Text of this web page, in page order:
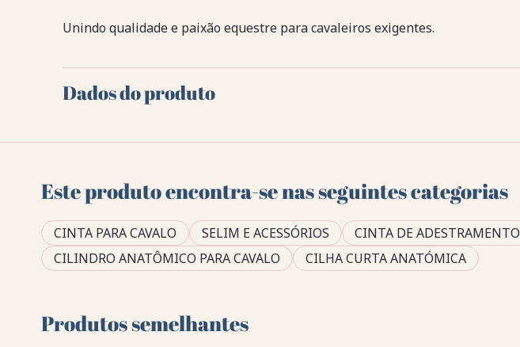
Unindo qualidade e paixão equestre para cavaleiros exigentes.
Dados do produto
Este produto encontra-se nas seguintes categorias
CINTA PARA CAVALO SELIM E ACESSÓRIOS CINTA DE ADESTRAMENTO
CILINDRO ANATÔMICO PARA CAVALO
CILHA CURTA ANATÓMICA
Produtos semelhantes